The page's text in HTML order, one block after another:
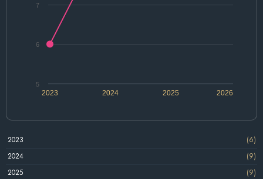
2024 2026
2023 2025
5
6
7
2023
(6)
2024
(9)
2025
(9)